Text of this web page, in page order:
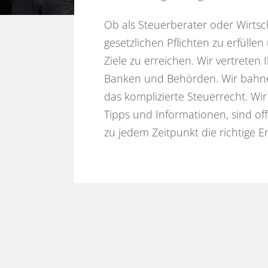
Ob als Steuerberater oder
gesetzlichen Pflichten zu
Ziele zu erreichen. Wir vertreten
Banken und Behörden. Wir
das komplizierte Steuerrecht.
Tipps und Informationen, sind
zu jedem Zeitpunkt die richtige